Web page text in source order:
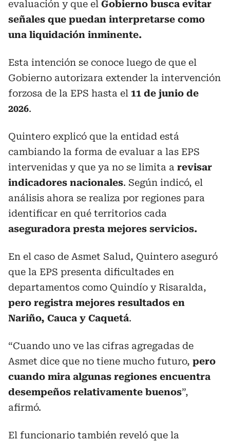
evaluación y que el Gobierno busca evitar
señales que puedan interpretarse como
una liquidación inminente.
Esta intención se conoce luego de que el
Gobierno autorizara extender la intervención
forzosa de la EPS hasta el 11 de junio de
2026.
Quintero explicó que la entidad está
cambiando la forma de evaluar a las EPS
intervenidas y que ya no se limita a revisar
indicadores nacionales. Según indicó, el
análisis ahora se realiza por regiones para
identificar en qué territorios cada
aseguradora presta mejores servicios.
En el caso de Asmet Salud, Quintero aseguró
que la EPS presenta dificultades en
departamentos como Quindío y Risaralda,
pero registra mejores resultados en
Nariño, Cauca y Caquetá.
“Cuando uno ve las cifras agregadas de
Asmet dice que no tiene mucho futuro, pero
cuando mira algunas regiones encuentra
desempeños relativamente buenos”,
afirmó.
El funcionario también reveló que la